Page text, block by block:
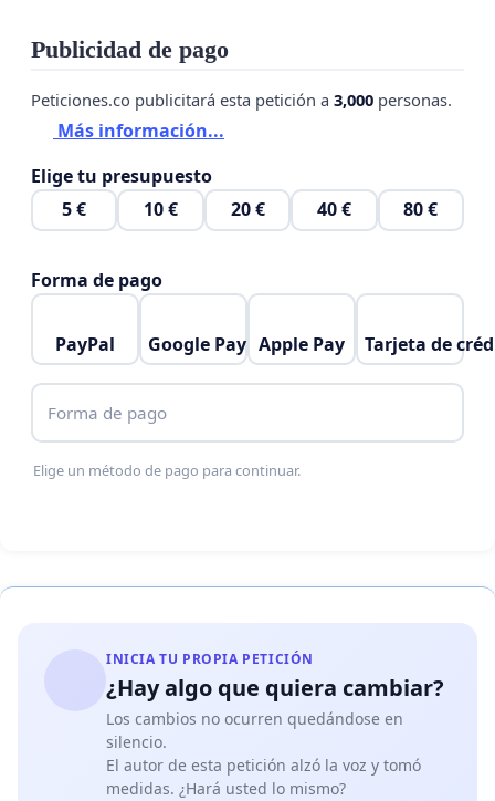
Publicidad de pago
Peticiones.co publicitará esta petición a 3,000 personas.
Más información...
Elige tu presupuesto
5 €
10 € 20 € 40 € 80 €
Forma de pago
PayPal Google Pay Apple Pay Tarjeta de
Forma de pago
Elige un método de pago para continuar.
INICIA TU PROPIA PETICIÓN
¿Hay algo que quiera cambiar?
Los cambios no ocurren quedándose en
silencio.
El autor de esta petición alzó la voz y tomó
medidas. ¿Hará usted lo mismo?